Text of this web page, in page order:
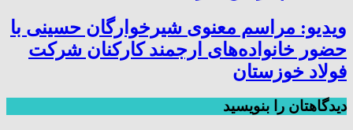
ویدیو: مراسم معنوی شیرخوارگان حسینی با
حضور خانواده‌های ارجمند کارکنان شرکت
فولاد خوزستان
دیدگاهتان را بنویسید